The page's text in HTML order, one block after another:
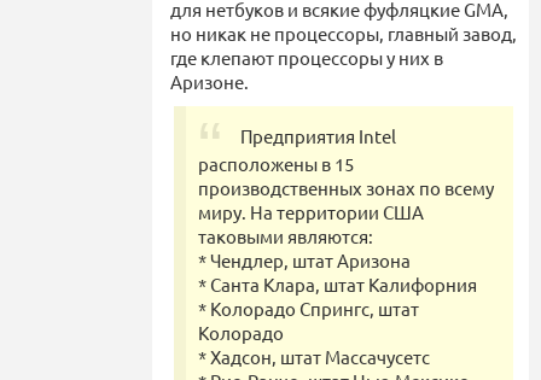
для нетбуков и всякие фуфляцкие GMA,
но никак не процессоры, главный завод,
где клепают процессоры у них в
Аризоне.
Предприятия Intel
расположены в 15
производственных зонах по всему
миру. На территории США
таковыми являются:
* Чендлер, штат Аризона
* Санта Клара, штат Калифорния
* Колорадо Спрингс, штат
Колорадо
* Хадсон, штат Массачусетс